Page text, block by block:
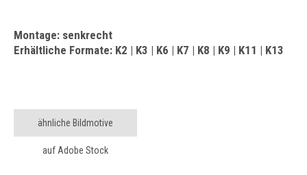
Montage: senkrecht
Erhältliche Formate: K2 | K3 | K6 | K7 | K8 | K9 | K11 | K13
ähnliche Bildmotive
auf Adobe Stock